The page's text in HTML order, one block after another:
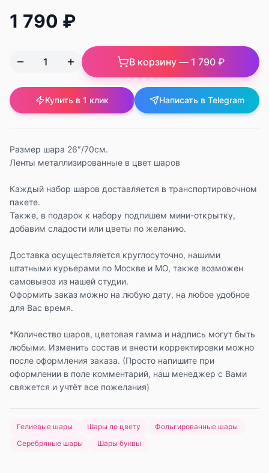
1 790 ₽
В корзину — 1 790 ₽
Купить в 1 клик Написать в Telegram
Размер шара 26″/70см.
Ленты металлизированные в цвет шаров
Каждый набор шаров доставляется в транспортировочном
пакете.
Также, в подарок к набору подпишем мини-открытку,
добавим сладости или цветы по желанию.
Доставка осуществляется круглосуточно, нашими
штатными курьерами по Москве и МО, также возможен
самовывоз из нашей студии.
Оформить заказ можно на любую дату, на любое удобное
для Вас время.
*Количество шаров, цветовая гамма и надпись могут быть
любыми. Изменить состав и внести корректировки можно
после оформления заказа. (Просто напишите при
оформлении в поле комментарий, наш менеджер с Вами
свяжется и учтёт все пожелания)
Гелиевые шары Шары по цвету
Фольгированные шары
Серебряные шары
Шары буквы